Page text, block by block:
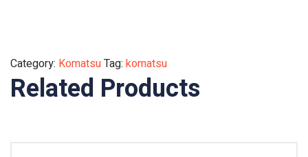
Category: KomatsuTag: komatsu
Related Products